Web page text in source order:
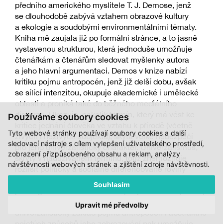
Používáme soubory cookies
Tyto webové stránky používají soubory cookies a další
sledovací nástroje s cílem vylepšení uživatelského prostředí,
zobrazení přizpůsobeného obsahu a reklam, analýzy
návštěvnosti webových stránek a zjištění zdroje návštěvnosti.
Souhlasím
Upravit mé předvolby
předního amerického myslitele T. J. Demose, jenž
se dlouhodobě zabývá vztahem obrazové kultury
a ekologie a soudobými environmentálními tématy.
Kniha mě zaujala již po formální stránce, a to jasně
vystavenou strukturou, která jednoduše umožňuje
čtenářkám a čtenářům sledovat myšlenky autora
a jeho hlavní argumentaci. Demos v knize nabízí
kritiku pojmu antropocén, jenž již delší dobu, avšak
se sílící intenzitou, okupuje akademické i umělecké
oblasti a proniká také do běžného mediálního
diskurzu. Ukazuje, nakolik termín, který má vést ke
kritice jednání člověka ve vztahu k přírodě (včetně
živých i neživých subjektů), skýtá velké nebezpečí
pro jeho univerzalistický charakter. Univerzalismus,
skrytý v nadužívaném termínu, totiž znemožňuje
rozlišit politicky a sociálně diferencované roviny
problému, například to, že projevy klimatické změny
jsou v globálním měřítku nestejně produkovány a mají
různé dopady v různých částech světa. Tento